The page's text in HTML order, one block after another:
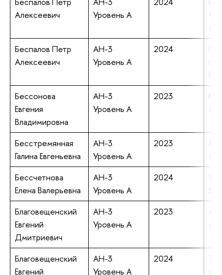
Алексеевич
Уровень А
Беспалов Петр
Алексеевич
АН-3
Уровень А
2024
Бессонова
Евгения
Владимировна
АН-3
Уровень А
2023
Бесстремянная
Галина Евгеньевна
АН-3
Уровень А
2023
Бессчетнова
Елена Валерьевна
АН-3
Уровень А
2024
Благовещенский
Евгений
Дмитриевич
АН-3
Уровень А
2023
Благовещенский
Евгений
АН-3
Уровень А
2024